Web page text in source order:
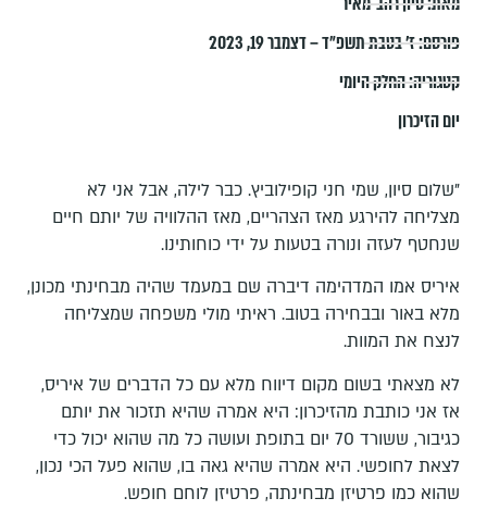
פורסם:ז׳ בטבת תשפ״ד – דצמבר 19, 2023
קטגוריה:החלק היומי
יום הזיכרון
"שלום סיון, שמי חני קופילוביץ. כבר לילה, אבל אני לא
מצליחה להירגע מאז הצהריים, מאז ההלוויה של יותם חיים
שנחטף לעזה ונורה בטעות על ידי כוחותינו.
איריס אמו המדהימה דיברה שם במעמד שהיה מבחינתי מכונן,
מלא באור ובבחירה בטוב. ראיתי מולי משפחה שמצליחה
לנצח את המוות.
לא מצאתי בשום מקום דיווח מלא עם כל הדברים של איריס,
אז אני כותבת מהזיכרון: היא אמרה שהיא תזכור את יותם
כגיבור, ששורד 70 יום בתופת ועושה כל מה שהוא יכול כדי
לצאת לחופשי. היא אמרה שהיא גאה בו, שהוא פעל הכי נכון,
שהוא כמו פרטיזן מבחינתה, פרטיזן לוחם חופש.